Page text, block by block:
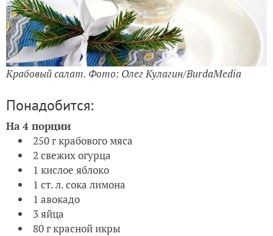
Крабовый салат. Фото: Олег Кулагин/BurdaMedia
Понадобится:
На 4 порции
250 г крабового мяса
2 свежих огурца
1 кислое яблоко
1 ст. л. сока лимона
1 авокадо
3 яйца
80 г красной икры